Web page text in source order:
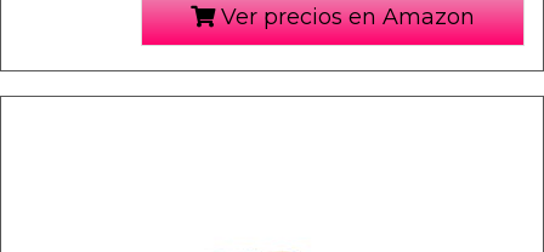
Ver precios en Amazon